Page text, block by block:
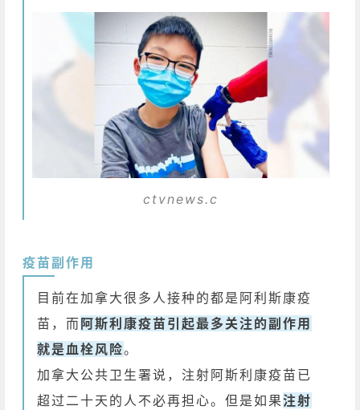
ctvnews.c
疫苗副作用
目前在加拿大很多人接种的都是阿利斯康疫
苗，而 阿斯利康疫苗引起最多关注的副作用
就是血栓风险。
加拿大公共卫生署说，注射阿斯利康疫苗已
超过二十天的人不必再担心。但是如果注射